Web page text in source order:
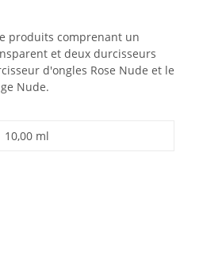
produits comprenant un
et deux durcisseurs
d'ongles Rose Nude et le
Nude.
10,00 ml